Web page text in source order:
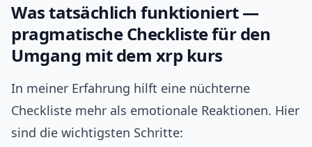
Was tatsächlich funktioniert —
pragmatische Checkliste für den
Umgang mit dem xrp kurs
In meiner Erfahrung hilft eine nüchterne
Checkliste mehr als emotionale Reaktionen. Hier
sind die wichtigsten Schritte: